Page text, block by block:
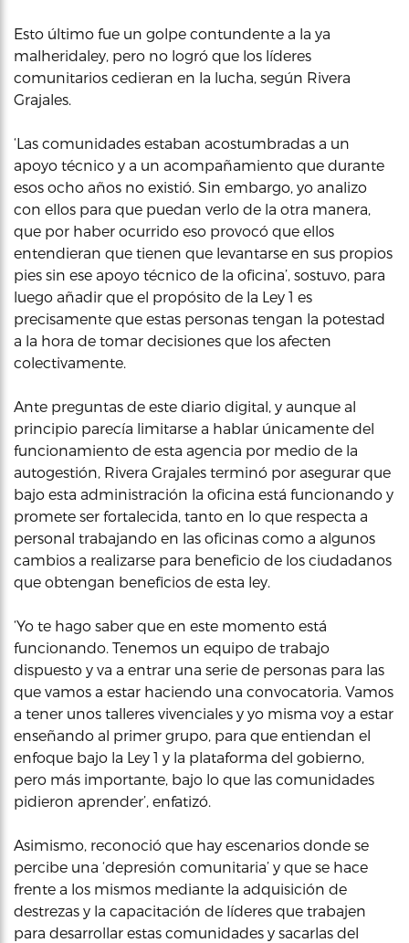
Esto último fue un golpe contundente a la ya
malheridaley, pero no logró que los líderes
comunitarios cedieran en la lucha, según Rivera
Grajales.
‘Las comunidades estaban acostumbradas a un
apoyo técnico y a un acompañamiento que durante
esos ocho años no existió. Sin embargo, yo analizo
con ellos para que puedan verlo de la otra manera,
que por haber ocurrido eso provocó que ellos
entendieran que tienen que levantarse en sus propios
pies sin ese apoyo técnico de la oficina’, sostuvo, para
luego añadir que el propósito de la Ley 1 es
precisamente que estas personas tengan la potestad
a la hora de tomar decisiones que los afecten
colectivamente.
Ante preguntas de este diario digital, y aunque al
principio parecía limitarse a hablar únicamente del
funcionamiento de esta agencia por medio de la
autogestión, Rivera Grajales terminó por asegurar que
bajo esta administración la oficina está funcionando y
promete ser fortalecida, tanto en lo que respecta a
personal trabajando en las oficinas como a algunos
cambios a realizarse para beneficio de los ciudadanos
que obtengan beneficios de esta ley.
‘Yo te hago saber que en este momento está
funcionando. Tenemos un equipo de trabajo
dispuesto y va a entrar una serie de personas para las
que vamos a estar haciendo una convocatoria. Vamos
a tener unos talleres vivenciales y yo misma voy a estar
enseñando al primer grupo, para que entiendan el
enfoque bajo la Ley 1 y la plataforma del gobierno,
pero más importante, bajo lo que las comunidades
pidieron aprender’, enfatizó.
Asimismo, reconoció que hay escenarios donde se
percibe una ‘depresión comunitaria’ y que se hace
frente a los mismos mediante la adquisición de
destrezas y la capacitación de líderes que trabajen
para desarrollar estas comunidades y sacarlas del